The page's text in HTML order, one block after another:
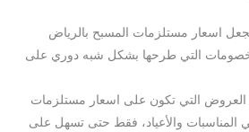
يجعل اسعار مستلزمات المسبح بالرياض
التي طرحها بشكل شبه دوري على
العروض التي تكون على اسعار مستلزمات
المناسبات والأعياد، فقط حتى تسهل على